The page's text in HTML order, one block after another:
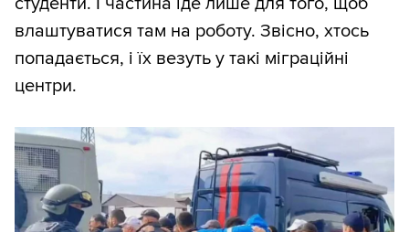
влаштуватися там на роботу. Звісно, хтось
попадається, і їх везуть у такі міграційні
центри.